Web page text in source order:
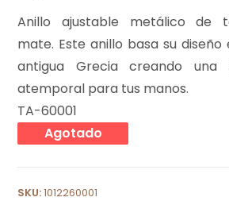
Anillo ajustable metálico de
mate. Este anillo basa su diseño
antigua Grecia creando una
atemporal para tus manos.
TA-60001
Agotado
SKU:1012260001